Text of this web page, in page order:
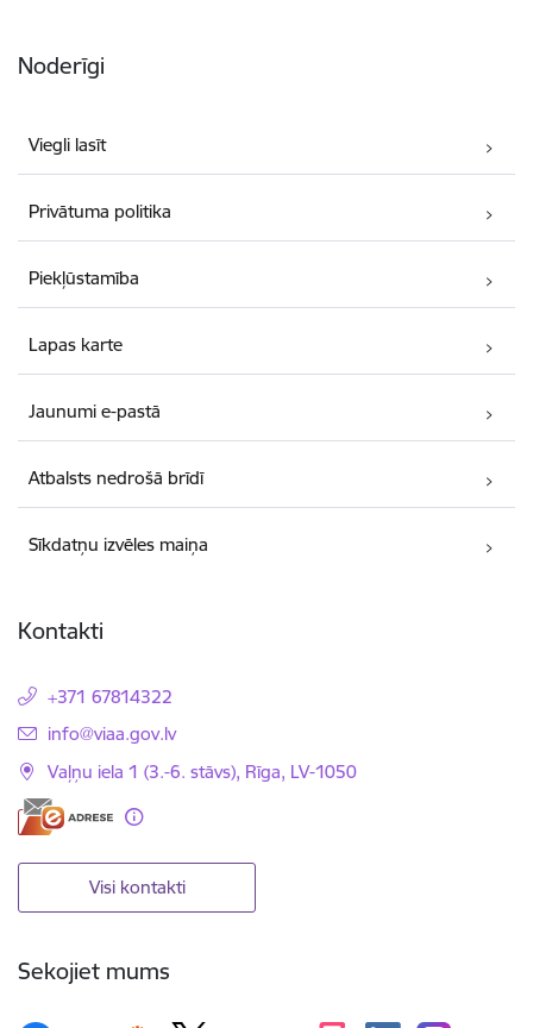
Noderīgi
Viegli lasīt
Privātuma politika
Piekļūstamība
Lapas karte
Jaunumi e-pastā
Atbalsts nedrošā brīdī
Sīkdatņu izvēles maiņa
Kontakti
+371 67814322
E-pasts:
info@viaa.gov.lv
Vaļņu iela 1 (3.-6. stāvs), Rīga, LV-1050
Visi kontakti
Sekojiet mums